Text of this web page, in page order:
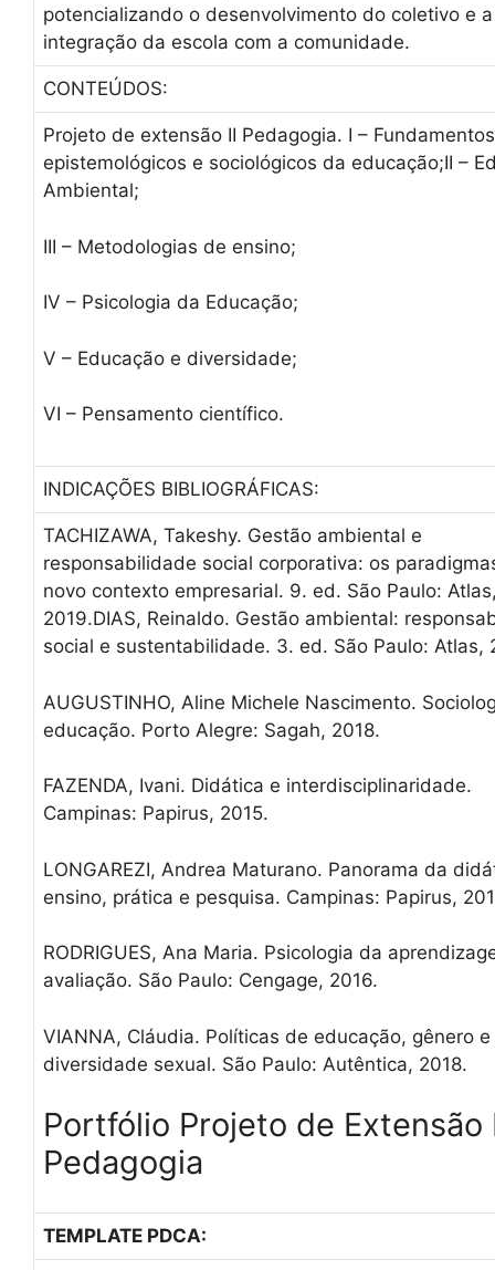
potencializando o desenvolvimento do coletivo e a
integração da escola com a comunidade.
CONTEÚDOS:
Projeto de extensão II Pedagogia. I – Fundamentos
epistemológicos e sociológicos da educação;II –
Ambiental;
III – Metodologias de ensino;
IV – Psicologia da Educação;
V – Educação e diversidade;
VI – Pensamento científico.
INDICAÇÕES BIBLIOGRÁFICAS:
TACHIZAWA, Takeshy. Gestão ambiental e
responsabilidade social corporativa: os
novo contexto empresarial. 9. ed. São Paulo:
2019.DIAS, Reinaldo. Gestão ambiental:
social e sustentabilidade. 3. ed. São Paulo: Atlas,
AUGUSTINHO, Aline Michele Nascimento.
educação. Porto Alegre: Sagah, 2018.
FAZENDA, Ivani. Didática e interdisciplinaridade.
Campinas: Papirus, 2015.
LONGAREZI, Andrea Maturano. Panorama da
ensino, prática e pesquisa. Campinas: Papirus,
RODRIGUES, Ana Maria. Psicologia da
avaliação. São Paulo: Cengage, 2016.
VIANNA, Cláudia. Políticas de educação, gênero e
diversidade sexual. São Paulo: Autêntica, 2018.
Portfólio Projeto de Extensão
Pedagogia
TEMPLATE PDCA: